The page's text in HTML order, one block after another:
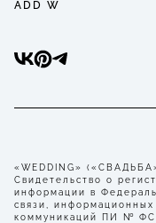
ADD W
«WEDDING»
Свидетельство о
информации в
связи,
коммуникаций ПИ № ФС